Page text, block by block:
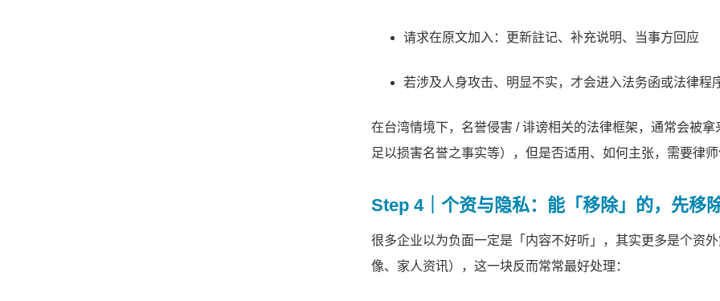
请求在原文加入：更新註记、补充说明、当事方回应
若涉及人身攻击、明显不实，才会进入法务函或法律程
在台湾情境下，名誉侵害 / 诽谤相关的法律框架，通常会被
足以损害名誉之事实等），但是否适用、如何主张，需要律师
Step 4｜个资与隐私：能「移除」的，先移
很多企业以为负面一定是「内容不好听」，其实更多是个资
像、家人资讯），这一块反而常常最好处理：